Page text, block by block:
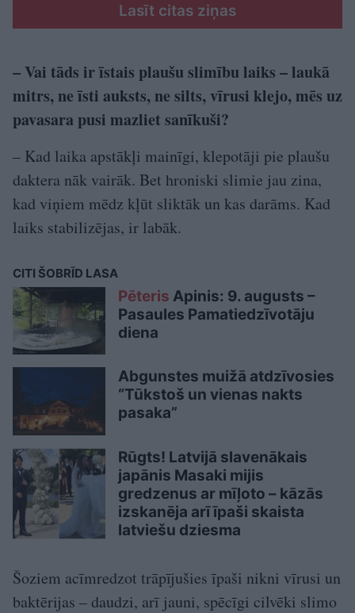
Lasīt citas ziņas
– Vai tāds ir īstais plaušu slimību laiks – laukā
mitrs, ne īsti auksts, ne silts, vīrusi klejo, mēs uz
pavasara pusi mazliet sanīkuši?
– Kad laika apstākļi mainīgi, klepotāji pie plaušu
daktera nāk vairāk. Bet hroniski slimie jau zina,
kad viņiem mēdz kļūt sliktāk un kas darāms. Kad
laiks stabilizējas, ir labāk.
CITI ŠOBRĪD LASA
Pēteris Apinis: 9. augusts –
Pasaules Pamatiedzīvotāju
diena
Abgunstes muižā atdzīvosies
“Tūkstoš un vienas nakts
pasaka”
Rūgts! Latvijā slavenākais
japānis Masaki mijis
gredzenus ar mīļoto – kāzās
izskanēja arī īpaši skaista
latviešu dziesma
Šoziem acīmredzot trāpījušies īpaši nikni vīrusi un
baktērijas – daudzi, arī jauni, spēcīgi cilvēki slimo